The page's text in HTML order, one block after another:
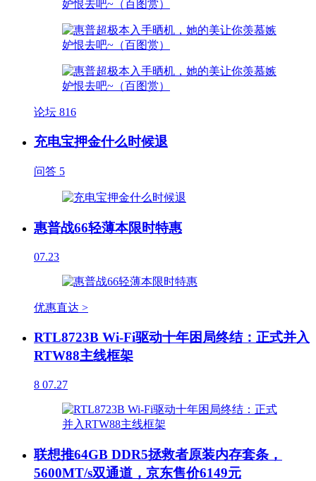
论坛 816
充电宝押金什么时候退
问答 5
惠普战66轻薄本限时特惠
07.23
优惠直达 >
RTL8723B Wi-Fi驱动十年困局终结：正式并入
RTW88主线框架
8 07.27
联想推64GB DDR5拯救者原装内存套条，
5600MT/s双通道，京东售价6149元